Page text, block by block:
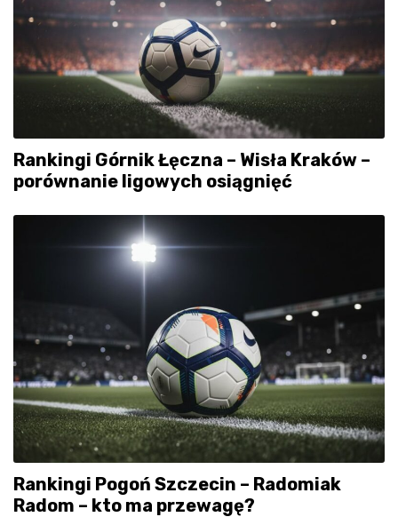
Rankingi Górnik Łęczna – Wisła Kraków –
porównanie ligowych osiągnięć
Rankingi Pogoń Szczecin – Radomiak
Radom – kto ma przewagę?